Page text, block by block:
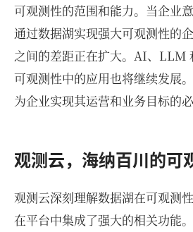
可观测性的范围和能力。当企业
通过数据湖实现强大可观测性的
之间的差距正在扩大。AI、LLM
可观测性中的应用也将继续发展
为企业实现其运营和业务目标的必
观测云，海纳百川的可
观测云深刻理解数据湖在可观测
在平台中集成了强大的相关功能